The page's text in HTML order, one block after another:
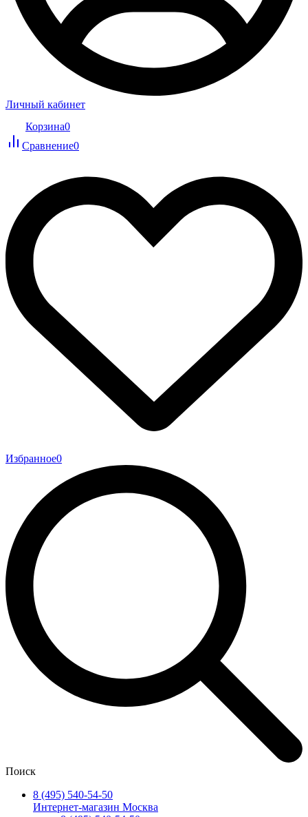
Личный кабинет
Корзина0
Сравнение0
Избранное0
Поиск
8 (495) 540-54-50
Интернет-магазин Москва